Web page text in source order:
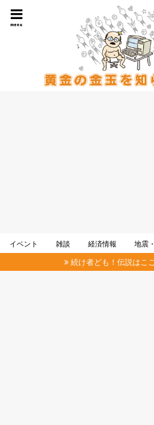
menu
イベント 雑談 経済情報 地震
続け者ども！伝説はこ